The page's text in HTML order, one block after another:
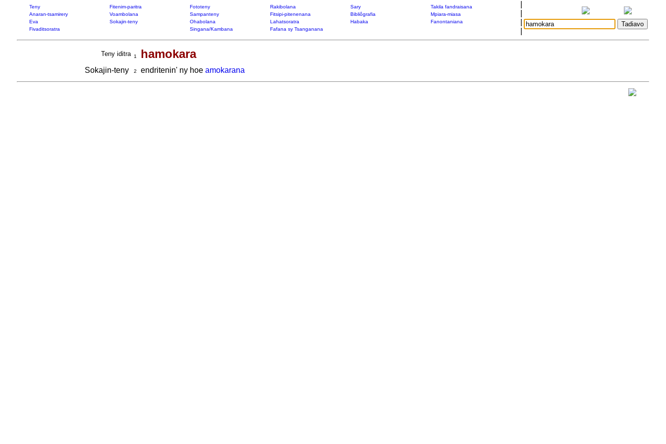
Teny Fitenim-paritra Fototeny Rakibolana Sary
Takila fandraisana
Anaran-tsamirery
Voambolana Sampanteny Fitsipi-pitenenana Bibliôgrafia
Mpiara-miasa
Eva
Sokajin-teny Ohabolana Lahatsoratra Habaka
Fanontaniana
Fivaditsoratra
Singana/Kambana Fafana sy Tsanganana
Teny iditra 1 hamokara
Sokajin-teny 2 endritenin' ny hoe amokarana